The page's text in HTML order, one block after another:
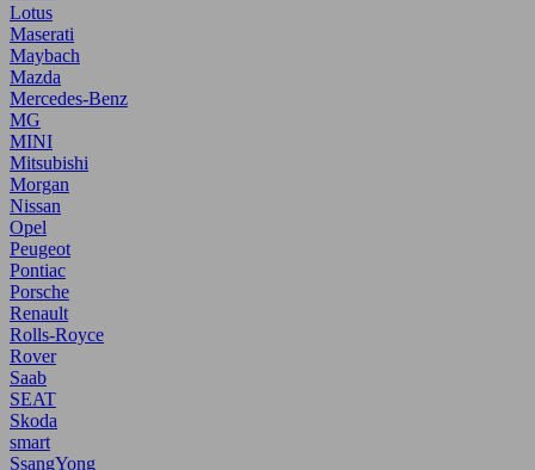
Lotus
Maserati
Maybach
Mazda
Mercedes-Benz
MG
MINI
Mitsubishi
Morgan
Nissan
Opel
Peugeot
Pontiac
Porsche
Renault
Rolls-Royce
Rover
Saab
SEAT
Skoda
smart
SsangYong